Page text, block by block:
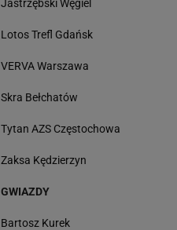
Jastrzębski Węgiel
Lotos Trefl Gdańsk
VERVA Warszawa
Skra Bełchatów
Tytan AZS Częstochowa
Zaksa Kędzierzyn
GWIAZDY
Bartosz Kurek